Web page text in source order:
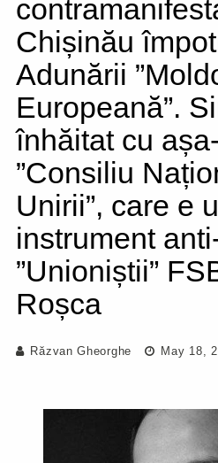
Chișinău
Adunării
Europeană”.
înhăitat cu
”Consiliu
Unirii”, care e
instrument
”Unioniștii”
Roșca
Răzvan Gheorghe May 18,